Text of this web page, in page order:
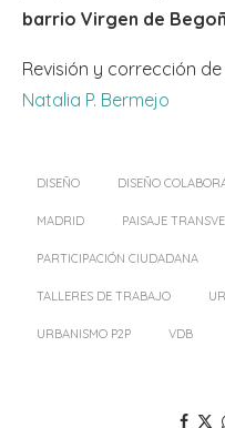
barrio Virgen de
Revisión y corrección
Natalia P. Bermejo
DISEÑO DISEÑO
MADRID PAISAJE
PARTICIPACIÓN CIUDADANA
TALLERES DE TRABAJO
URBANISMO P2P VDB